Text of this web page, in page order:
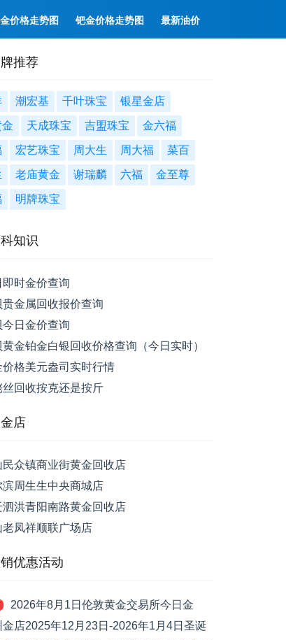
价格走势图 钯金价格走势图 最新油价
推荐
潮宏基 千叶珠宝 银星金店
天成珠宝 吉盟珠宝 金六福
宏艺珠宝 周大生 周大福 菜百
老庙黄金 谢瑞麟 六福 金至尊
明牌珠宝
知识
即时金价查询
贵金属回收报价查询
今日金价查询
黄金铂金白银回收价格查询（今日实时）
价格美元盎司实时行情
丝回收按克还是按斤
店
民众镇商业街黄金回收店
滨周生生中央商城店
泗洪青阳南路黄金回收店
老凤祥顺联广场店
优惠活动
2026年8月1日伦敦黄金交易所今日金
现货黄金跌1.39%报4046.42美元/盎司
金店2025年12月23日-2026年1月4日圣诞